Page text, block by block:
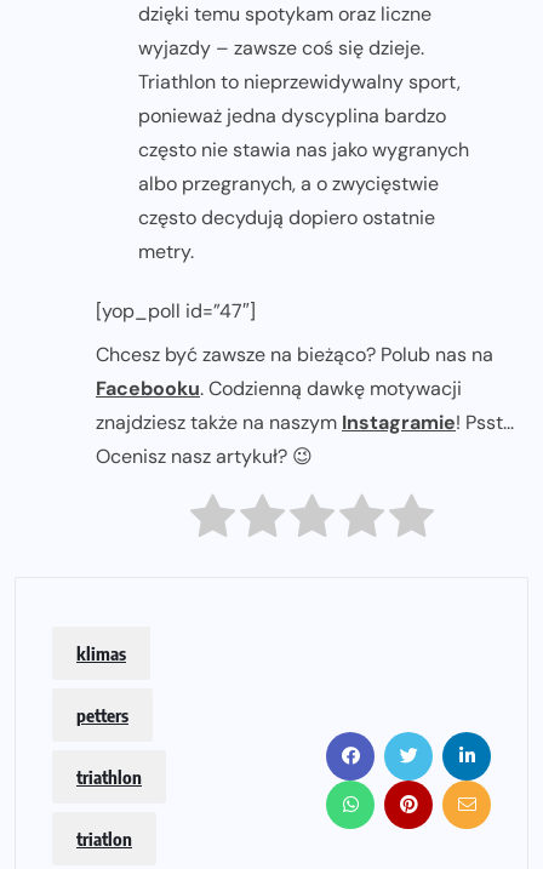
dzięki temu spotykam oraz liczne
wyjazdy – zawsze coś się dzieje.
Triathlon to nieprzewidywalny sport,
ponieważ jedna dyscyplina bardzo
często nie stawia nas jako wygranych
albo przegranych, a o zwycięstwie
często decydują dopiero ostatnie
metry.
[yop_poll id=”47″]
Chcesz być zawsze na bieżąco? Polub nas na
Facebooku. Codzienną dawkę motywacji
znajdziesz także na naszym Instagramie! Psst...
Ocenisz nasz artykuł? 😉
klimas
petters
triathlon
triatlon